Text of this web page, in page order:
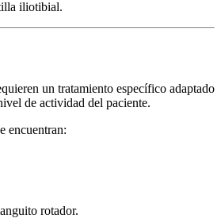
iliotibial.
un tratamiento específico adaptado
de actividad del paciente.
encuentran:
rotador.